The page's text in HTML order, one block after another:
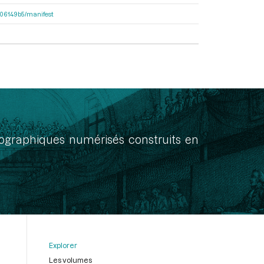
manifest
numérisés construits en
Explorer
Les volumes